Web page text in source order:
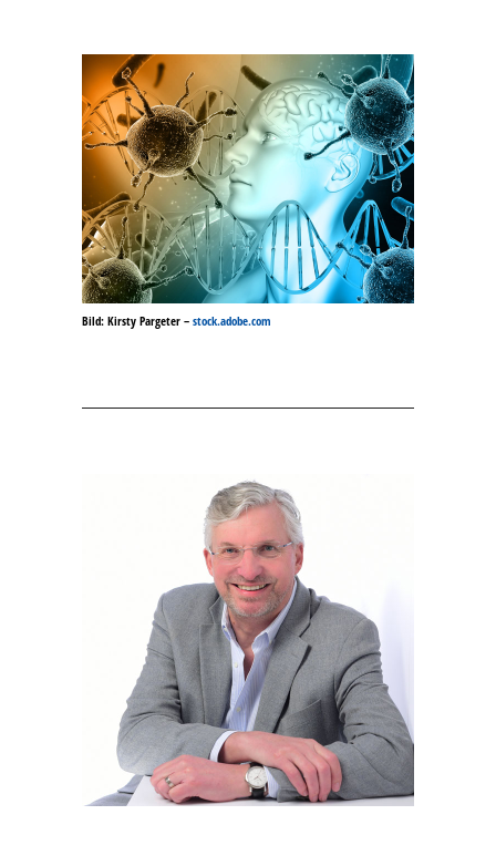
Bild: Kirsty Pargeter – stock.adobe.com